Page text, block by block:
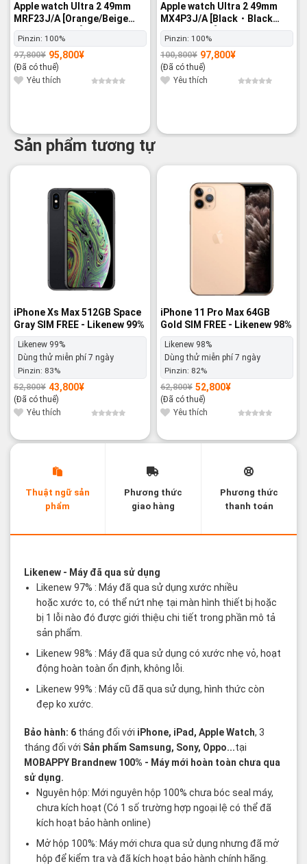
Apple watch Ultra 2 49mm
MRF23J/A [Orange/Beige
Trail Loop M/L] GPS+Cellular
- Nguyên hộp
Pinzin: 100%
97,800¥
Giá
gốc
là:
97,800¥.
95,800¥
Giá
hiện
tại
là:
95,800¥.
(Đã có thuế)
Yêu thích
Apple watch Ultra 2 49mm
MX4P3J/A [Black・Black
Ocean Band] GPS+Cellular -
Nguyên hộp
Pinzin: 100%
100,800¥
Giá
gốc
là:
100,800¥.
97,800¥
Giá
hiện
tại
là:
97,800¥.
(Đã có thuế)
Yêu thích
Sản phẩm tương tự
iPhone Xs Max 512GB Space
Gray SIM FREE - Likenew 99%
Likenew 99%
Dùng thử miễn phí 7 ngày
Pinzin: 83%
52,800¥
Giá
gốc
là:
52,800¥.
43,800¥
Giá
hiện
tại
là:
43,800¥.
(Đã có thuế)
Yêu thích
iPhone 11 Pro Max 64GB
Gold SIM FREE - Likenew 98%
Likenew 98%
Dùng thử miễn phí 7 ngày
Pinzin: 82%
62,800¥
Giá
gốc
là:
62,800¥.
52,800¥
Giá
hiện
tại
là:
52,800¥.
(Đã có thuế)
Yêu thích
Thuật ngữ sản
phẩm
Phương thức
giao hàng
Phương thức
thanh toán
Likenew- Máy đã qua sử dụng
Likenew 97% : Máy đã qua sử dụng xước nhiều
hoặc xước to, có thể nứt nhẹ tại màn hình thiết bị hoặc
bị 1 lỗi nào đó được giới thiệu chi tiết trong phần mô tả
sản phẩm.
Likenew 98% : Máy đã qua sử dụng có xước nhẹ vỏ, hoạt
động hoàn toàn ổn định, không lỗi.
Likenew 99% : Máy cũ đã qua sử dụng, hình thức còn
đẹp ko xước.
Bảo hành: 6 tháng đối với iPhone, iPad, Apple Watch, 3
tháng đối với Sản phẩm Samsung, Sony, Oppo...tại
MOBAPPY Brandnew 100% - Máy mới hoàn toàn chưa qua
sử dụng.
Nguyên hộp: Mới nguyên hộp 100% chưa bóc seal máy,
chưa kích hoạt (Có 1 số trường hợp ngoại lệ có thể đã
kích hoạt bảo hành online)
Mở hộp 100%: Máy mới chưa qua sử dụng nhưng đã mở
hộp để kiểm tra và đã kích hoạt bảo hành chính hãng.